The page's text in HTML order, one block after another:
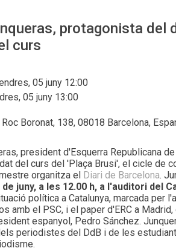
protagonista del
curs
05 juny 12:00
05 juny 13:00
Boronat, 138, 08018 Barcelona,
president d'Esquerra Republicana de
del curs del 'Plaça Brusi', el cicle de
organitza el
Diari de Barcelona.
de juny, a les 12.00 h, a l'auditori del
política a Catalunya, marcada per
amb el PSC, i el paper d'ERC a
espanyol, Pedro Sánchez.
periodistes del DdB i de les